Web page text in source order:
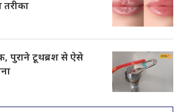
तरीका
पुराने टूथब्रश से ऐसे